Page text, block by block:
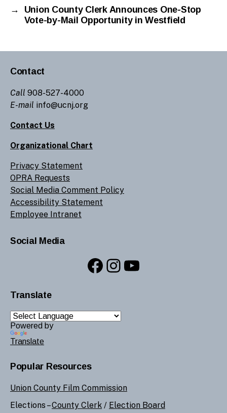
→
Union County Clerk Announces One-Stop
Vote-by-Mail Opportunity in Westfield
Contact
Call 908-527-4000
E-mail info@ucnj.org
Contact Us
Organizational Chart
Privacy Statement
OPRA Requests
Social Media Comment Policy
Accessibility Statement
Employee Intranet
Social Media
Facebook
Instagram
YouTube
Translate
Powered by
Translate
Popular Resources
Union County Film Commission
Elections –County Clerk / Election Board